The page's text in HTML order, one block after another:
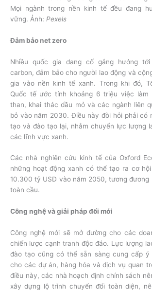
Mọi ngành trong nền kinh tế đều đang
vững. Ảnh: Pexels
Đảm bảo net zero
Nhiều quốc gia đang cố gắng hướng
carbon, đảm bảo cho người lao động và
gia vào nền kinh tế xanh. Trong khi đó,
Quốc tế ước tính khoảng 6 triệu việc làm
than, khai thác dầu mỏ và các ngành liên
bỏ vào năm 2030. Điều này đòi hỏi phải có
tạo và đào tạo lại, nhằm chuyển lực lượng
các lĩnh vực xanh.
Các nhà nghiên cứu kinh tế của Oxford
những hoạt động xanh có thể tạo ra cơ
10.300 tỷ USD vào năm 2050, tương đương
toàn cầu.
Công nghệ và giải pháp đổi mới
Công nghệ mới sẽ mở đường cho các
chiến lược cạnh tranh độc đáo. Lực lượng
đào tạo cũng có thể sẵn sàng cung cấp ý
cho các dự án, hàng hóa và dịch vụ quan
điều này, các nhà hoạch định chính sách
xây dựng lộ trình chuyển đổi toàn diện,